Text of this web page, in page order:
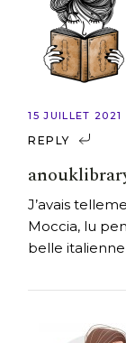
15 JUILLET 2021
REPLY
J’avais
Moccia, lu
belle italienne